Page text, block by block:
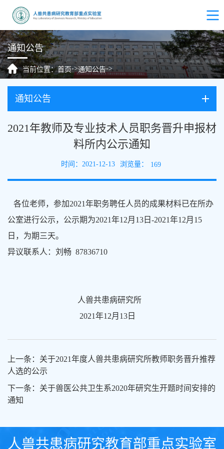
通知公告
当前位置：首页->通知公告->
通知公告
2021年教师及专业技术人员职务晋升申报材
料所内公示通知
时间：2021-12-13 浏览量： 169
各位老师，参加2021年职务聘任人员的成果材料已在所办
公室进行公示，公示期为2021年12月13日-2021年12月15
日，为期三天。
异议联系人：刘畅 87836710
人兽共患病研究所
2021年12月13日
上一条：关于2021年度人兽共患病研究所教师职务晋升推荐
人选的公示
下一条：关于兽医公共卫生系2020年研究生开题时间安排的
通知